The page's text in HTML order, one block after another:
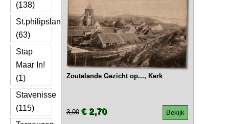
(138)
St.philipsland
(63)
Stap
Maar In!
(1)
Stavenisse
(115)
Zoutelande Gezicht op..., Kerk
Bekijk
3,00 € 2,70